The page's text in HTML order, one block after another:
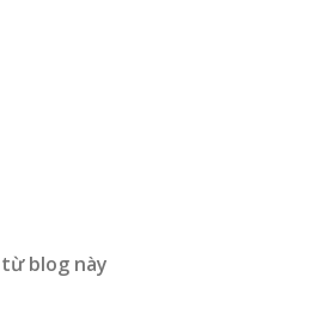
blog này